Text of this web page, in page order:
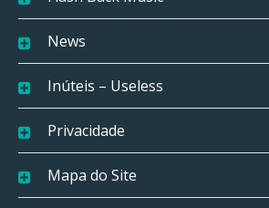
News
Inúteis – Useless
Privacidade
Mapa do Site